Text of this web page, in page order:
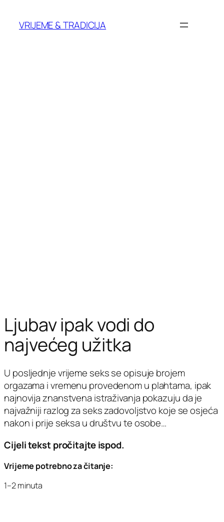
VRIJEME & TRADICIJA
Ljubav ipak vodi do
najvećeg užitka
U posljednje vrijeme seks se opisuje brojem
orgazama i vremenu provedenom u plahtama, ipak
najnovija znanstvena istraživanja pokazuju da je
najvažniji razlog za seks zadovoljstvo koje se osjeća
nakon i prije seksa u društvu te osobe…
Cijeli tekst pročitajte ispod.
Vrijeme potrebno za čitanje:
1–2 minuta